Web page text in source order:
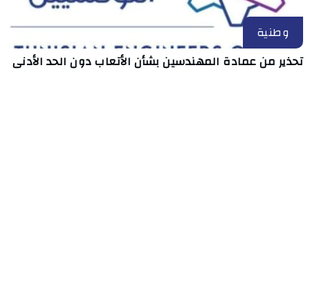
وطنية
تحذير من عمادة المهندسين بشأن الأتعاب دون الحد الأدنى